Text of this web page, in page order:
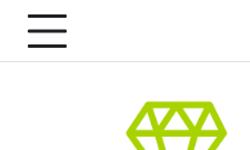
Skip
content